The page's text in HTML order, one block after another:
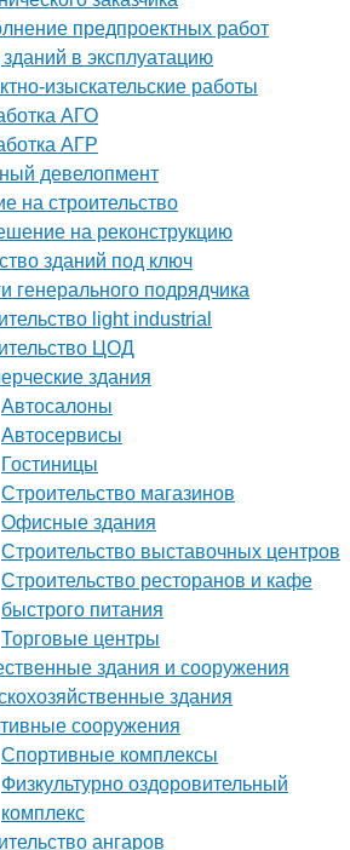
предпроектных работ
в эксплуатацию
изыскательские работы
АГО
АГР
девелопмент
на строительство
на реконструкцию
зданий под ключ
генерального подрядчика
light industrial
ЦОД
здания
Автосалоны
Автосервисы
Гостиницы
Строительство магазинов
Офисные здания
Строительство выставочных центров
Строительство ресторанов и кафе
быстрого питания
Торговые центры
здания и сооружения
здания
сооружения
Спортивные комплексы
Физкультурно оздоровительный
комплекс
ангаров